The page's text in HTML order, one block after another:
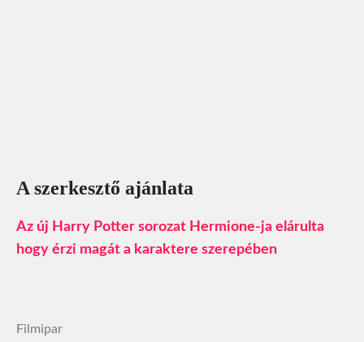
A szerkesztő ajánlata
Az új Harry Potter sorozat Hermione-ja elárulta
hogy érzi magát a karaktere szerepében
Filmipar